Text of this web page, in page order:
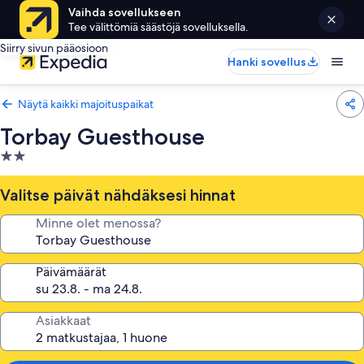
Vaihda sovellukseen
Tee välittömiä säästöjä sovelluksella.
Siirry sivun pääosioon
Hanki sovellus
Näytä kaikki majoituspaikat
Torbay Guesthouse
2.0
tähden
majoituspaikka
Valitse päivät nähdäksesi hinnat
Minne olet menossa?
Päivämäärät
Asiakkaat